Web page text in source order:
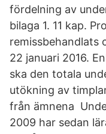
fördelning av
bilaga 1. 11 kap.
remissbehandlats
22 januari 2016.
ska den totala
utökning av
från ämnena
2009 har sedan